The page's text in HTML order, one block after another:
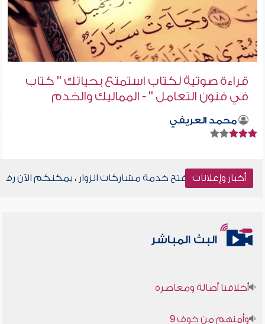
قراءة صوتية لكتاب استمتع بحياتك " كتاب
في فنون التعامل " - المماليك والخدم
محمد العريفي
أخبار وإعلانات
تم فتح خدمة مشاركات الزوار ، يمكنكم الآن رفع
البث المباشر